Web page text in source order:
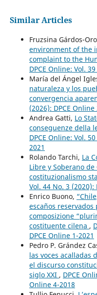
Similar Articles
Fruzsina Gárdos-
environment of the
complaint to the
DPCE Online: Vol.
María del Ángel
naturaleza y los
convergencia
(2026): DPCE Online
Andrea Gatti, Lo
conseguenze della
DPCE Online: Vol.
2021
Rolando Tarchi, La
Libre y Soberano
costituzionalismo
Vol. 44 No. 3 (2020):
Enrico Buono,
escaños
composizione
costituente cilena ,
DPCE Online 1-2021
Pedro P. Grández
las voces acalladas
el discurso
siglo XXI , DPCE
Online 4-2018